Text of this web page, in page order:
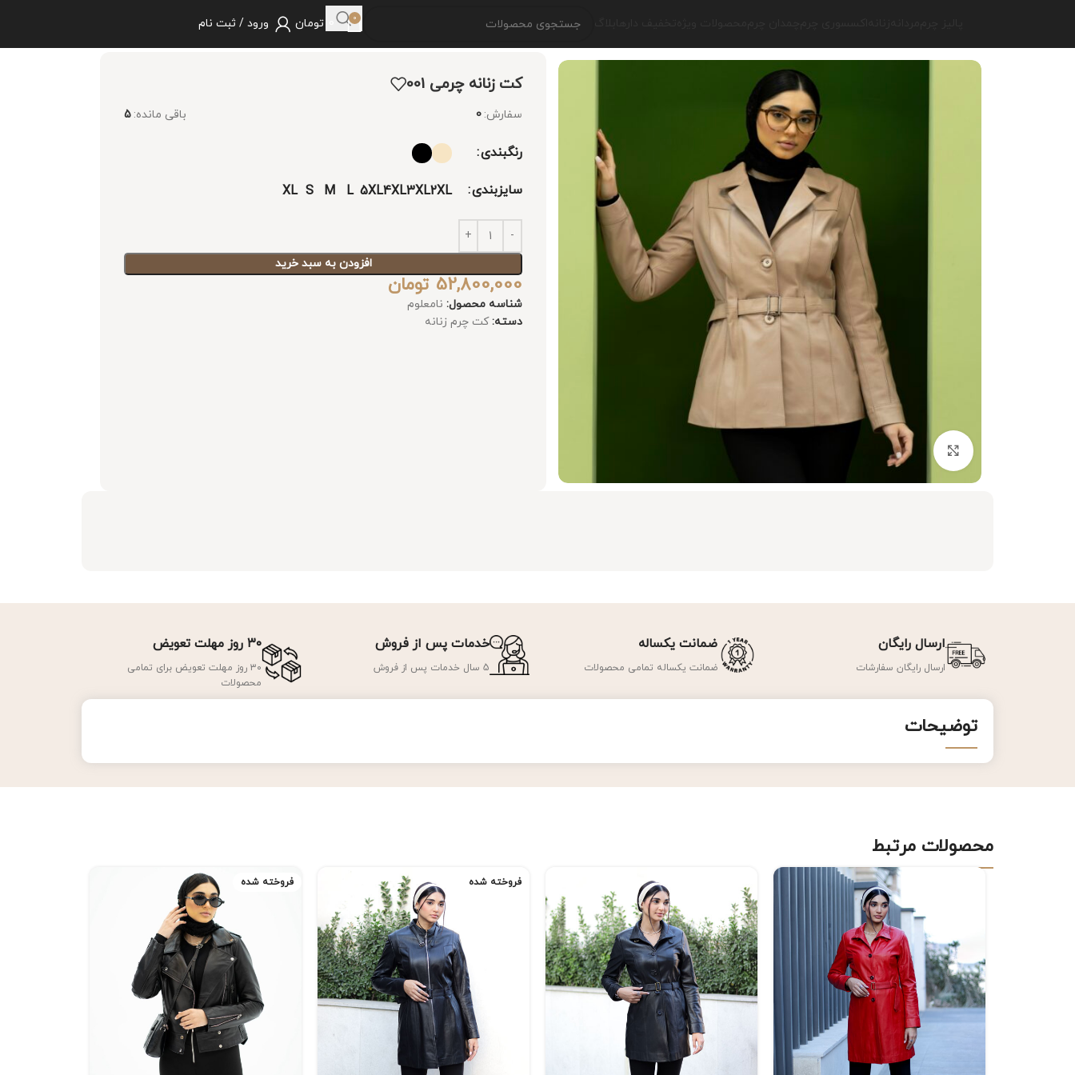
0 تومان ورود / ثبت نام
برای بزرگنمایی کلیک کنید
کت زنانه چرمی 001
سفارش: 0 باقی مانده: 5
رنگبندی
سایزبندی 2XL
3XL
4XL
5XL
L
M
S
XL
افزودن به سبد خرید
52,800,000 تومان
شناسه محصول: نامعلوم
دسته: کت چرم زنانه
ارسال رایگان
ارسال رایگان سفارشات
ضمانت یکساله
ضمانت یکساله تمامی محصولات
خدمات پس از فروش
5 سال خدمات پس از فروش
۳۰ روز مهلت تعویض
۳۰ روز مهلت تعویض برای تمامی
محصولات
توضیحات
محصولات مرتبط
فروخته شده فروخته شده